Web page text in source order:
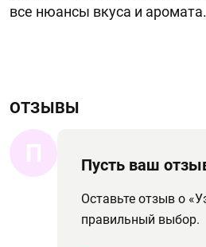
все нюансы вкуса и аромата.
ОТЗЫВЫ
П Пусть ваш
Оставьте отзыв о
правильный выбор.